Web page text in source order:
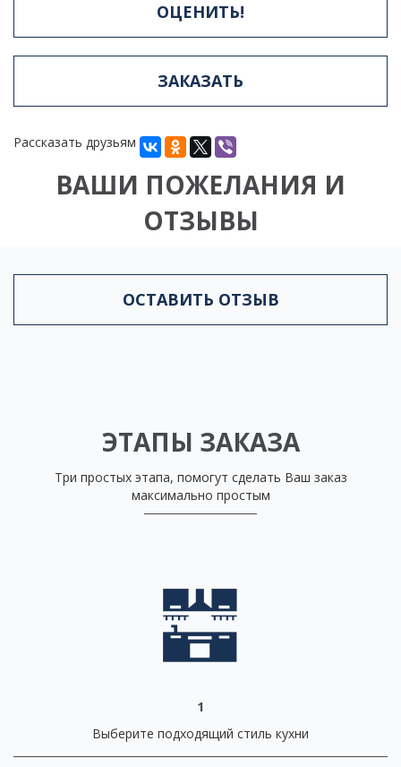
ОЦЕНИТЬ!
ЗАКАЗАТЬ
Рассказать друзьям
ВАШИ ПОЖЕЛАНИЯ И
ОТЗЫВЫ
ОСТАВИТЬ ОТЗЫВ
ЭТАПЫ ЗАКАЗА
Три простых этапа, помогут сделать Ваш заказ
максимально простым
1
Выберите подходящий стиль кухни